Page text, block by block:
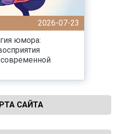
2026-07-23
юмора:
САЙТА